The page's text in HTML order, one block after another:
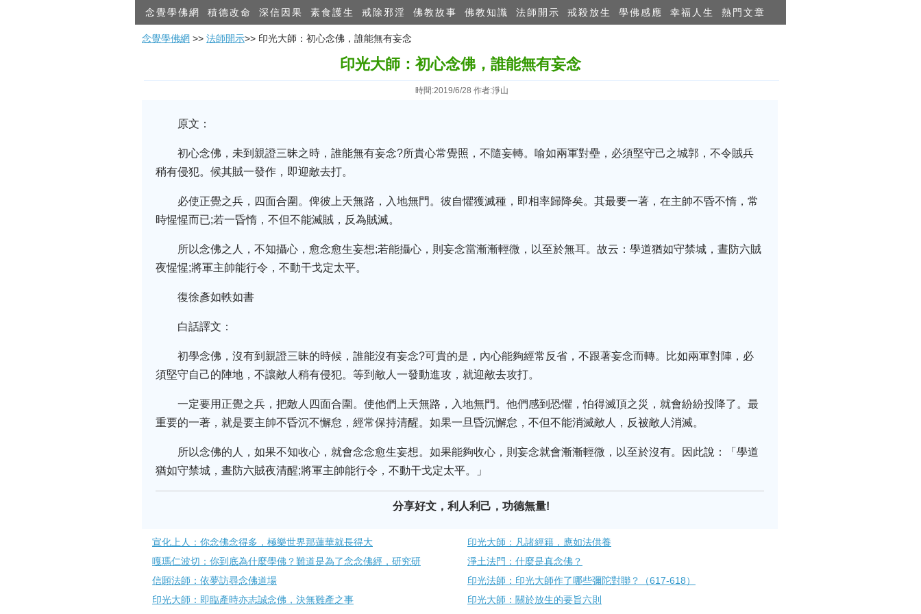
念覺學佛網 積德改命 深信因果 素食護生 戒除邪淫 佛教故事 佛教知識 法師開示 戒殺放生 學佛感應 幸福人生 熱門文章
念覺學佛網 >> 法師開示>> 印光大師：初心念佛，誰能無有妄念
印光大師：初心念佛，誰能無有妄念
時間:2019/6/28 作者:淨山
原文：
初心念佛，未到親證三昧之時，誰能無有妄念?所貴心常覺照，不隨妄轉。喻如兩軍對壘，必須堅守己之城郭，不令賊兵
稍有侵犯。候其賊一發作，即迎敵去打。
必使正覺之兵，四面合圍。俾彼上天無路，入地無門。彼自懼獲滅種，即相率歸降矣。其最要一著，在主帥不昏不惰，常
時惺惺而已;若一昏惰，不但不能滅賊，反為賊滅。
所以念佛之人，不知攝心，愈念愈生妄想;若能攝心，則妄念當漸漸輕微，以至於無耳。故云：學道猶如守禁城，晝防六賊
夜惺惺;將軍主帥能行令，不動干戈定太平。
復徐彥如軼如書
白話譯文：
初學念佛，沒有到親證三昧的時候，誰能沒有妄念?可貴的是，內心能夠經常反省，不跟著妄念而轉。比如兩軍對陣，必
須堅守自己的陣地，不讓敵人稍有侵犯。等到敵人一發動進攻，就迎敵去攻打。
一定要用正覺之兵，把敵人四面合圍。使他們上天無路，入地無門。他們感到恐懼，怕得滅頂之災，就會紛紛投降了。最
重要的一著，就是要主帥不昏沉不懈怠，經常保持清醒。如果一旦昏沉懈怠，不但不能消滅敵人，反被敵人消滅。
所以念佛的人，如果不知收心，就會念念愈生妄想。如果能夠收心，則妄念就會漸漸輕微，以至於沒有。因此說：「學道
猶如守禁城，晝防六賊夜清醒;將軍主帥能行令，不動干戈定太平。」
分享好文，利人利己，功德無量!
宣化上人：你念佛念得多，極樂世界那蓮華就長得大
印光大師：凡諸經籍，應如法供養
嘎瑪仁波切：你到底為什麼學佛？難道是為了念念佛經，研究研
淨土法門：什麼是真念佛？​
信願法師：依夢訪尋念佛道場
印光法師：印光大師作了哪些彌陀對聯？（617-618）
印光大師：即臨產時亦志誠念佛，決無難產之事
印光大師：關於放生的要旨六則